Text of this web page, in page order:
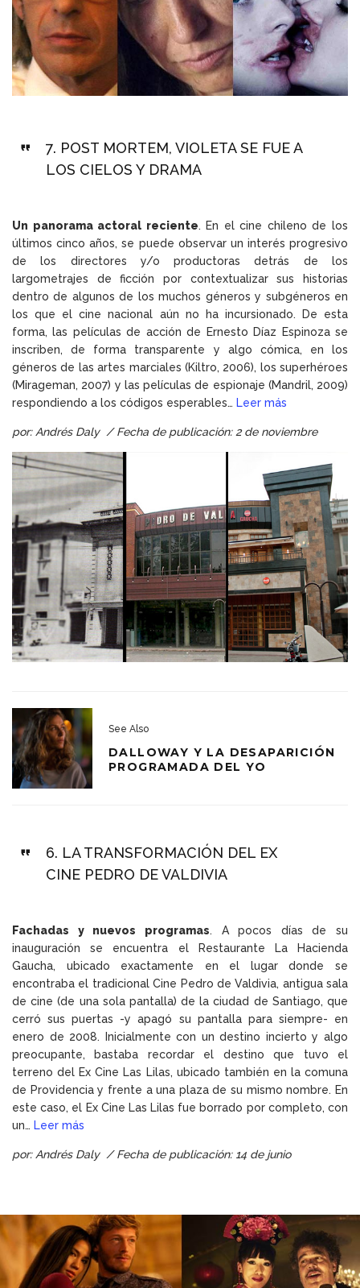
7. POST MORTEM, VIOLETA SE FUE A
LOS CIELOS Y DRAMA
Un panorama actoral reciente. En el cine chileno de los
últimos cinco años, se puede observar un interés progresivo
de los directores y/o productoras detrás de los
largometrajes de ficción por contextualizar sus historias
dentro de algunos de los muchos géneros y subgéneros en
los que el cine nacional aún no ha incursionado. De esta
forma, las películas de acción de Ernesto Díaz Espinoza se
inscriben, de forma transparente y algo cómica, en los
géneros de las artes marciales (Kiltro, 2006), los superhéroes
(Mirageman, 2007) y las películas de espionaje (Mandril, 2009)
respondiendo a los códigos esperables… Leer más
por: Andrés Daly / Fecha de publicación: 2 de noviembre
See Also
DALLOWAY Y LA DESAPARICIÓN
PROGRAMADA DEL YO
6. LA TRANSFORMACIÓN DEL EX
CINE PEDRO DE VALDIVIA
Fachadas y nuevos programas. A pocos días de su
inauguración se encuentra el Restaurante La Hacienda
Gaucha, ubicado exactamente en el lugar donde se
encontraba el tradicional Cine Pedro de Valdivia, antigua sala
de cine (de una sola pantalla) de la ciudad de Santiago, que
cerró sus puertas -y apagó su pantalla para siempre- en
enero de 2008. Inicialmente con un destino incierto y algo
preocupante, bastaba recordar el destino que tuvo el
terreno del Ex Cine Las Lilas, ubicado también en la comuna
de Providencia y frente a una plaza de su mismo nombre. En
este caso, el Ex Cine Las Lilas fue borrado por completo, con
un… Leer más
por: Andrés Daly / Fecha de publicación: 14 de junio